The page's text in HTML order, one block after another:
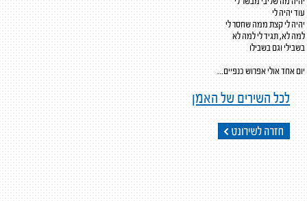
יהיה מה שליבי מבשר לי
עוד יהיה לי
יהיה לי קצת ממה שחסר לי
למה לא, תגיד לי למה לא
בשבילי וגם בשבילו
יום אחד אולי אפרוש כנפיים...
לכל השירים של האמן